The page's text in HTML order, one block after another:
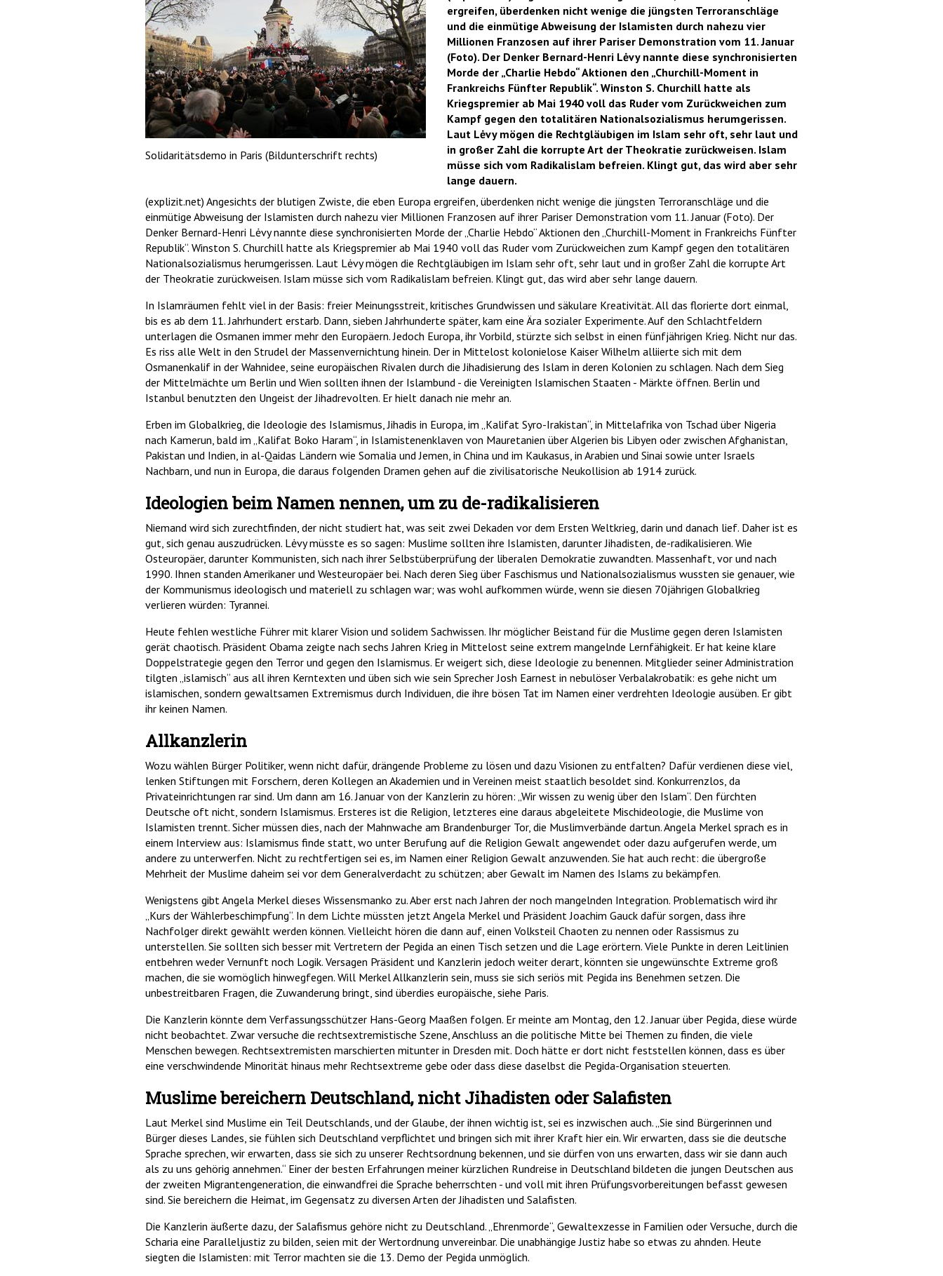
Solidaritätsdemo in Paris (Bildunterschrift rechts)
ergreifen, überdenken nicht wenige die jüngsten Terroranschläge
und die einmütige Abweisung der Islamisten durch nahezu vier
Millionen Franzosen auf ihrer Pariser Demonstration vom 11. Januar
(Foto). Der Denker Bernard-Henri Lėvy nannte diese synchronisierten
Morde der „Charlie Hebdo“ Aktionen den „Churchill-Moment in
Frankreichs Fünfter Republik“. Winston S. Churchill hatte als
Kriegspremier ab Mai 1940 voll das Ruder vom Zurückweichen zum
Kampf gegen den totalitären Nationalsozialismus herumgerissen.
Laut Lėvy mögen die Rechtgläubigen im Islam sehr oft, sehr laut und
in großer Zahl die korrupte Art der Theokratie zurückweisen. Islam
müsse sich vom Radikalislam befreien. Klingt gut, das wird aber sehr
lange dauern.
(explizit.net) Angesichts der blutigen Zwiste, die eben Europa ergreifen, überdenken nicht wenige die jüngsten Terroranschläge und die
einmütige Abweisung der Islamisten durch nahezu vier Millionen Franzosen auf ihrer Pariser Demonstration vom 11. Januar (Foto). Der
Denker Bernard-Henri Lėvy nannte diese synchronisierten Morde der „Charlie Hebdo“ Aktionen den „Churchill-Moment in Frankreichs Fünfter
Republik“. Winston S. Churchill hatte als Kriegspremier ab Mai 1940 voll das Ruder vom Zurückweichen zum Kampf gegen den totalitären
Nationalsozialismus herumgerissen. Laut Lėvy mögen die Rechtgläubigen im Islam sehr oft, sehr laut und in großer Zahl die korrupte Art
der Theokratie zurückweisen. Islam müsse sich vom Radikalislam befreien. Klingt gut, das wird aber sehr lange dauern.
In Islamräumen fehlt viel in der Basis: freier Meinungsstreit, kritisches Grundwissen und säkulare Kreativität. All das florierte dort einmal,
bis es ab dem 11. Jahrhundert erstarb. Dann, sieben Jahrhunderte später, kam eine Ära sozialer Experimente. Auf den Schlachtfeldern
unterlagen die Osmanen immer mehr den Europäern. Jedoch Europa, ihr Vorbild, stürzte sich selbst in einen fünfjährigen Krieg. Nicht nur das.
Es riss alle Welt in den Strudel der Massenvernichtung hinein. Der in Mittelost kolonielose Kaiser Wilhelm alliierte sich mit dem
Osmanenkalif in der Wahnidee, seine europäischen Rivalen durch die Jihadisierung des Islam in deren Kolonien zu schlagen. Nach dem Sieg
der Mittelmächte um Berlin und Wien sollten ihnen der Islambund - die Vereinigten Islamischen Staaten - Märkte öffnen. Berlin und
Istanbul benutzten den Ungeist der Jihadrevolten. Er hielt danach nie mehr an.
Erben im Globalkrieg, die Ideologie des Islamismus, Jihadis in Europa, im „Kalifat Syro-Irakistan“, in Mittelafrika von Tschad über Nigeria
nach Kamerun, bald im „Kalifat Boko Haram“, in Islamistenenklaven von Mauretanien über Algerien bis Libyen oder zwischen Afghanistan,
Pakistan und Indien, in al-Qaidas Ländern wie Somalia und Jemen, in China und im Kaukasus, in Arabien und Sinai sowie unter Israels
Nachbarn, und nun in Europa, die daraus folgenden Dramen gehen auf die zivilisatorische Neukollision ab 1914 zurück.
Ideologien beim Namen nennen, um zu de-radikalisieren
Niemand wird sich zurechtfinden, der nicht studiert hat, was seit zwei Dekaden vor dem Ersten Weltkrieg, darin und danach lief. Daher ist es
gut, sich genau auszudrücken. Lėvy müsste es so sagen: Muslime sollten ihre Islamisten, darunter Jihadisten, de-radikalisieren. Wie
Osteuropäer, darunter Kommunisten, sich nach ihrer Selbstüberprüfung der liberalen Demokratie zuwandten. Massenhaft, vor und nach
1990. Ihnen standen Amerikaner und Westeuropäer bei. Nach deren Sieg über Faschismus und Nationalsozialismus wussten sie genauer, wie
der Kommunismus ideologisch und materiell zu schlagen war; was wohl aufkommen würde, wenn sie diesen 70jährigen Globalkrieg
verlieren würden: Tyrannei.
Heute fehlen westliche Führer mit klarer Vision und solidem Sachwissen. Ihr möglicher Beistand für die Muslime gegen deren Islamisten
gerät chaotisch. Präsident Obama zeigte nach sechs Jahren Krieg in Mittelost seine extrem mangelnde Lernfähigkeit. Er hat keine klare
Doppelstrategie gegen den Terror und gegen den Islamismus. Er weigert sich, diese Ideologie zu benennen. Mitglieder seiner Administration
tilgten „islamisch“ aus all ihren Kerntexten und üben sich wie sein Sprecher Josh Earnest in nebulöser Verbalakrobatik: es gehe nicht um
islamischen, sondern gewaltsamen Extremismus durch Individuen, die ihre bösen Tat im Namen einer verdrehten Ideologie ausüben. Er gibt
ihr keinen Namen.
Allkanzlerin
Wozu wählen Bürger Politiker, wenn nicht dafür, drängende Probleme zu lösen und dazu Visionen zu entfalten? Dafür verdienen diese viel,
lenken Stiftungen mit Forschern, deren Kollegen an Akademien und in Vereinen meist staatlich besoldet sind. Konkurrenzlos, da
Privateinrichtungen rar sind. Um dann am 16. Januar von der Kanzlerin zu hören: „Wir wissen zu wenig über den Islam“. Den fürchten
Deutsche oft nicht, sondern Islamismus. Ersteres ist die Religion, letzteres eine daraus abgeleitete Mischideologie, die Muslime von
Islamisten trennt. Sicher müssen dies, nach der Mahnwache am Brandenburger Tor, die Muslimverbände dartun. Angela Merkel sprach es in
einem Interview aus: Islamismus finde statt, wo unter Berufung auf die Religion Gewalt angewendet oder dazu aufgerufen werde, um
andere zu unterwerfen. Nicht zu rechtfertigen sei es, im Namen einer Religion Gewalt anzuwenden. Sie hat auch recht: die übergroße
Mehrheit der Muslime daheim sei vor dem Generalverdacht zu schützen; aber Gewalt im Namen des Islams zu bekämpfen.
Wenigstens gibt Angela Merkel dieses Wissensmanko zu. Aber erst nach Jahren der noch mangelnden Integration. Problematisch wird ihr
„Kurs der Wählerbeschimpfung“. In dem Lichte müssten jetzt Angela Merkel und Präsident Joachim Gauck dafür sorgen, dass ihre
Nachfolger direkt gewählt werden können. Vielleicht hören die dann auf, einen Volksteil Chaoten zu nennen oder Rassismus zu
unterstellen. Sie sollten sich besser mit Vertretern der Pegida an einen Tisch setzen und die Lage erörtern. Viele Punkte in deren Leitlinien
entbehren weder Vernunft noch Logik. Versagen Präsident und Kanzlerin jedoch weiter derart, könnten sie ungewünschte Extreme groß
machen, die sie womöglich hinwegfegen. Will Merkel Allkanzlerin sein, muss sie sich seriös mit Pegida ins Benehmen setzen. Die
unbestreitbaren Fragen, die Zuwanderung bringt, sind überdies europäische, siehe Paris.
Die Kanzlerin könnte dem Verfassungsschützer Hans-Georg Maaßen folgen. Er meinte am Montag, den 12. Januar über Pegida, diese würde
nicht beobachtet. Zwar versuche die rechtsextremistische Szene, Anschluss an die politische Mitte bei Themen zu finden, die viele
Menschen bewegen. Rechtsextremisten marschierten mitunter in Dresden mit. Doch hätte er dort nicht feststellen können, dass es über
eine verschwindende Minorität hinaus mehr Rechtsextreme gebe oder dass diese daselbst die Pegida-Organisation steuerten.
Muslime bereichern Deutschland, nicht Jihadisten oder Salafisten
Laut Merkel sind Muslime ein Teil Deutschlands, und der Glaube, der ihnen wichtig ist, sei es inzwischen auch. „Sie sind Bürgerinnen und
Bürger dieses Landes, sie fühlen sich Deutschland verpflichtet und bringen sich mit ihrer Kraft hier ein. Wir erwarten, dass sie die deutsche
Sprache sprechen, wir erwarten, dass sie sich zu unserer Rechtsordnung bekennen, und sie dürfen von uns erwarten, dass wir sie dann auch
als zu uns gehörig annehmen.“ Einer der besten Erfahrungen meiner kürzlichen Rundreise in Deutschland bildeten die jungen Deutschen aus
der zweiten Migrantengeneration, die einwandfrei die Sprache beherrschten - und voll mit ihren Prüfungsvorbereitungen befasst gewesen
sind. Sie bereichern die Heimat, im Gegensatz zu diversen Arten der Jihadisten und Salafisten.
Die Kanzlerin äußerte dazu, der Salafismus gehöre nicht zu Deutschland. „Ehrenmorde“, Gewaltexzesse in Familien oder Versuche, durch die
Scharia eine Paralleljustiz zu bilden, seien mit der Wertordnung unvereinbar. Die unabhängige Justiz habe so etwas zu ahnden. Heute
siegten die Islamisten: mit Terror machten sie die 13. Demo der Pegida unmöglich.